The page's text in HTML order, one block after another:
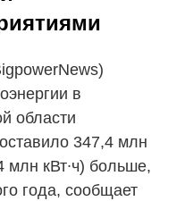
в
области
347,4 млн
млн кВт∙ч) больше,
года, сообщает